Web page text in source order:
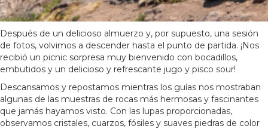
Después de un delicioso almuerzo y, por supuesto, una sesión
de fotos, volvimos a descender hasta el punto de partida. ¡Nos
recibió un picnic sorpresa muy bienvenido con bocadillos,
embutidos y un delicioso y refrescante jugo y pisco sour!
Descansamos y repostamos mientras los guías nos mostraban
algunas de las muestras de rocas más hermosas y fascinantes
que jamás hayamos visto. Con las lupas proporcionadas,
observamos cristales, cuarzos, fósiles y suaves piedras de color